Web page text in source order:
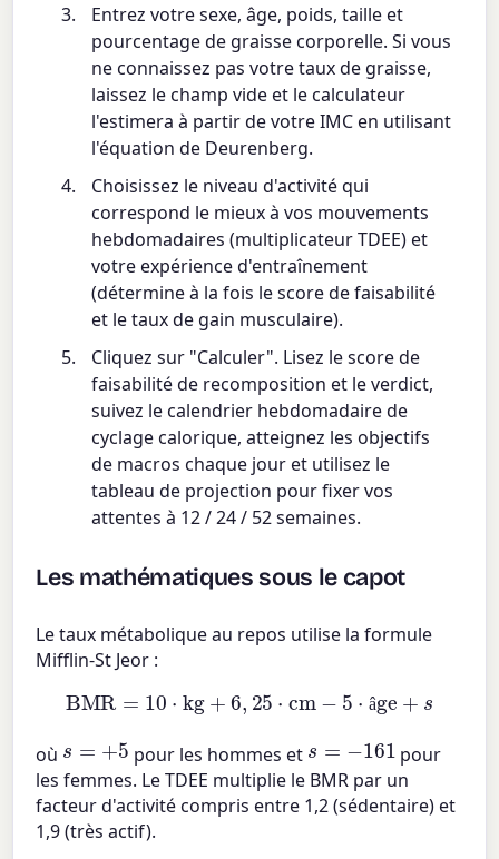
Entrez votre sexe, âge, poids, taille et
pourcentage de graisse corporelle. Si vous
ne connaissez pas votre taux de graisse,
laissez le champ vide et le calculateur
l'estimera à partir de votre IMC en utilisant
l'équation de Deurenberg.
Choisissez le niveau d'activité qui
correspond le mieux à vos mouvements
hebdomadaires (multiplicateur TDEE) et
votre expérience d'entraînement
(détermine à la fois le score de faisabilité
et le taux de gain musculaire).
Cliquez sur "Calculer". Lisez le score de
faisabilité de recomposition et le verdict,
suivez le calendrier hebdomadaire de
cyclage calorique, atteignez les objectifs
de macros chaque jour et utilisez le
tableau de projection pour fixer vos
attentes à 12 / 24 / 52 semaines.
Les mathématiques sous le capot
Le taux métabolique au repos utilise la formule
Mifflin-St Jeor :
â
BMR= 10⋅kg +6 25⋅ cm 5⋅âge +
où s =+ 5 pour les hommes et s =− 161
pour
les femmes. Le TDEE multiplie le BMR par un
facteur d'activité compris entre 1,2 (sédentaire) et
1,9 (très actif).